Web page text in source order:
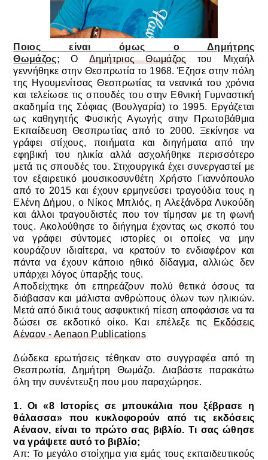
Ποιος είναι όμως ο Δημήτρης
Θωμάζος;
Ο Δημήτριος Θωμάζοςτου Μιχαήλ
γεννήθηκε στην Θεσπρωτία το 1968. Έζησε στην πόλη
της Ηγουμενίτσας Θεσπρωτίας τα νεανικά του χρόνια
και τελείωσε τις σπουδές του στην Εθνική Γυμναστική
ακαδημία της Σόφιας (Βουλγαρία) το 1995. Εργάζεται
ως καθηγητής Φυσικής Αγωγής στην Πρωτοβάθμια
Εκπαίδευση Θεσπρωτίας από το 2000. Ξεκίνησε να
γράφει στίχους, ποιήματα και διηγήματα από την
εφηβική του ηλικία αλλά ασχολήθηκε περισσότερο
μετά τις σπουδές του. Στιχουργικά έχει συνεργαστεί με
τον εξαιρετικό μουσικοσυνθέτη Χρήστο Γιαννόπουλο
από το 2015 και έχουν ερμηνεύσει τραγούδια τους η
Ελένη Δήμου, ο Νίκος Μπλιός, η Αλεξάνδρα Λυκούδη
και άλλοι τραγουδιστές που τον τίμησαν με τη φωνή
τους. Ακολούθησε το διήγημα έχοντας ως σκοπό του
να γράφει σύντομες ιστορίες οι οποίες να μην
κουράζουν ιδιαίτερα, να κρατούν το ενδιαφέρον και
πάντα να έχουν κάποιο ηθικό δίδαγμα, αλλιώς δεν
υπάρχει λόγος ύπαρξής τους.
Αποδείχτηκε ότι επηρεάζουν πολύ θετικά όσους τα
διάβασαν και μάλιστα ανθρώπους όλων των ηλικιών.
Μετά από δικιά τους ασφυκτική πίεση αποφάσισε να τα
δώσει σε εκδοτικό οίκο. Και επέλεξε τιςΕκδόσεις
Αέναον - Aenaon Publications
Δώδεκα ερωτήσεις τέθηκαν στο συγγραφέα από τη
Θεσπρωτία, Δημήτρη Θωμάζο. Διαβάστε παρακάτω
όλη την συνέντευξη που μου παραχώρησε.
1. Οι «8 Ιστορίες σε μπουκάλια που ξέβρασε η
θάλασσα» που κυκλοφορούν από τις εκδόσεις
Αέναον, είναι το πρώτο σας βιβλίο. Τι σας ώθησε
να γράψετε αυτό το βιβλίο;
Απ: Το μεγάλο στοίχημα για εμάς τους εκπαιδευτικούς